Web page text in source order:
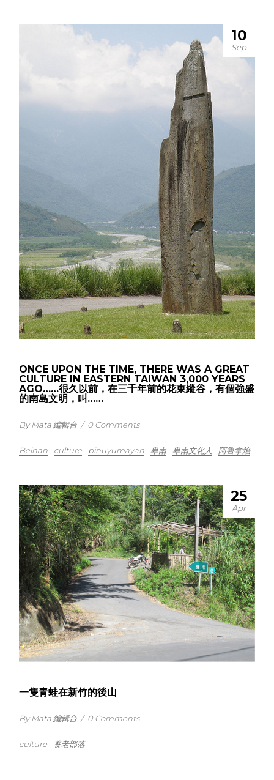
10
Sep
ONCE UPON THE TIME, THERE WAS A GREAT
CULTURE IN EASTERN TAIWAN 3,000 YEARS
AGO……很久以前，在三千年前的花東縱谷，有個強盛
的南島文明，叫……
By Mata 編輯台 / 0 Comments
Beinan culture pinuyumayan 卑南 卑南文化人 阿魯拿焰
25
Apr
一隻青蛙在新竹的後山
By Mata 編輯台 / 0 Comments
culture 養老部落